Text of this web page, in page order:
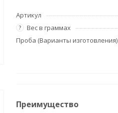
Артикул
? Вес в граммах
Проба (Варианты изготовления)
Преимущество